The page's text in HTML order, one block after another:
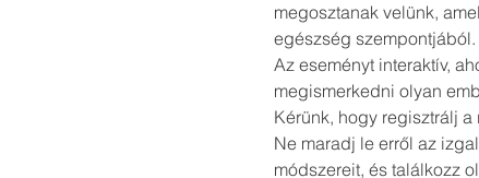
megosztanak velünk,
egészség szempontjából.
Az eseményt interaktív,
megismerkedni olyan
Kérünk, hogy regisztrálj a
Ne maradj le erről az
módszereit, és találkozz